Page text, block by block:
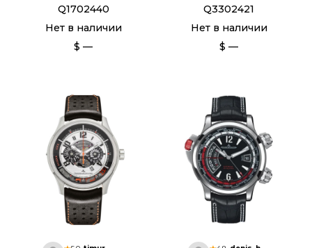
Q1702440
Нет в наличии
$ —
Q3302421
Нет в наличии
$ —